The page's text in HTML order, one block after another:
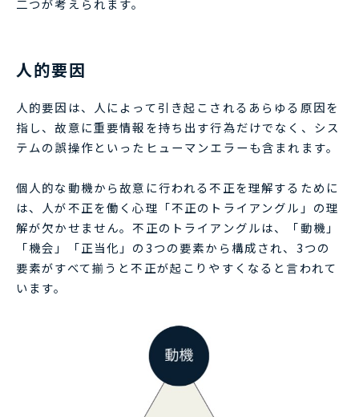
二つが考えられます。
人的要因
人的要因は、人によって引き起こされるあらゆる原因を
指し、故意に重要情報を持ち出す行為だけでなく、シス
テムの誤操作といったヒューマンエラーも含まれます。
個人的な動機から故意に行われる不正を理解するために
は、人が不正を働く心理「不正のトライアングル」の理
解が欠かせません。不正のトライアングルは、「動機」
「機会」「正当化」の3つの要素から構成され、3つの
要素がすべて揃うと不正が起こりやすくなると言われて
います。